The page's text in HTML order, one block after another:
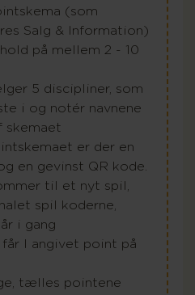
(som
Salg & Information)
på mellem 2 - 10
5 discipliner, som
i og notér navnene
skemaet
er der en
en gevinst QR kode.
til et nyt spil,
spil koderne,
i gang
I angivet point på
tælles pointene